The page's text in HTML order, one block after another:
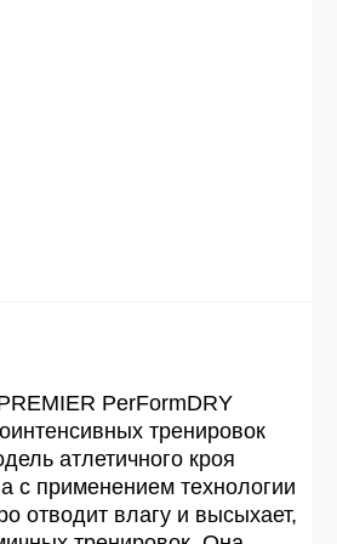
PerFormDRY
тренировок
атлетичного кроя
с применением технологии
отводит влагу и высыхает,